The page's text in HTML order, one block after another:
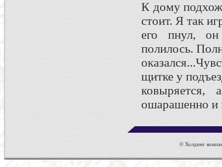
К дому
стоит. Я так
его пнул, он
полилось.
щитке у
ошарашенно и
© Холдинг